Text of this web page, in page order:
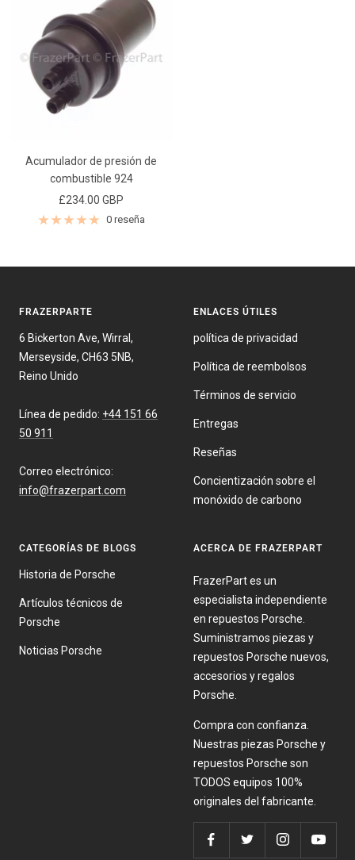
Acumulador de presión de
combustible 924
Precio
de
£234.00 GBP
0 reseña
FRAZERPARTE
6 Bickerton Ave, Wirral,
Merseyside, CH63 5NB,
Reino Unido
Línea de pedido: +44 151 66
50 911
Correo electrónico:
info@frazerpart.com
ENLACES ÚTILES
política de privacidad
Política de reembolsos
Términos de servicio
Entregas
Reseñas
Concientización sobre el
monóxido de carbono
CATEGORÍAS DE BLOGS
Historia de Porsche
Artículos técnicos de
Porsche
Noticias Porsche
ACERCA DE FRAZERPART
FrazerPart es un
especialista independiente
en repuestos Porsche.
Suministramos piezas y
repuestos Porsche nuevos,
accesorios y regalos
Porsche.
Compra con confianza.
Nuestras piezas Porsche y
repuestos Porsche son
TODOS equipos 100%
originales del fabricante.